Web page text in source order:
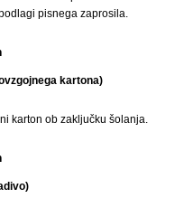
pisnega zaprosila.
kartona)
karton ob zaključku šolanja.